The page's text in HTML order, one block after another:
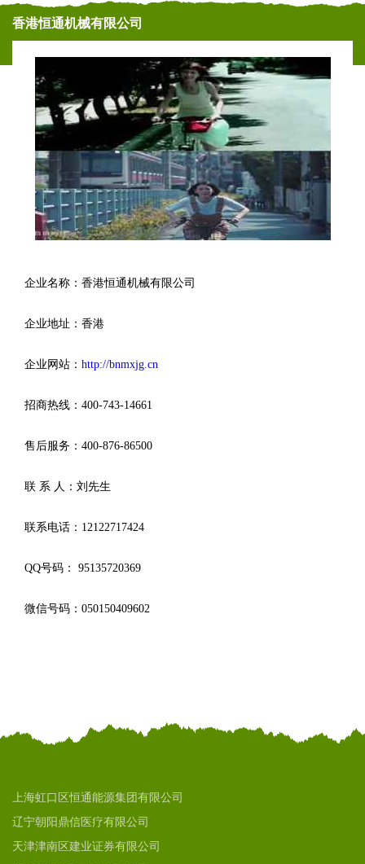
香港恒通机械有限公司
企业名称：香港恒通机械有限公司
企业地址：香港
企业网站： http://bnmxjg.cn
招商热线：400-743-14661
售后服务：400-876-86500
联 系 人：刘先生
联系电话：12122717424
QQ号码： 95135720369
微信号码：050150409602
上海虹口区恒通能源集团有限公司
辽宁朝阳鼎信医疗有限公司
天津津南区建业证券有限公司